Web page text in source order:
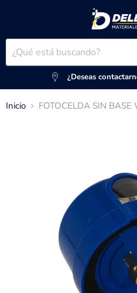
¿Deseas
Inicio FOTOCELDA SIN